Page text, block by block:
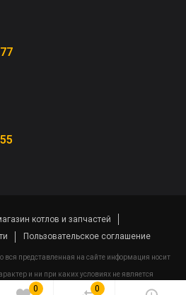
0 0
котлов и запчастей
Пользовательское соглашение
представленная на сайте информация носит
и ни при каких условиях не является
Статьи 437(2) Гражданского кодекса